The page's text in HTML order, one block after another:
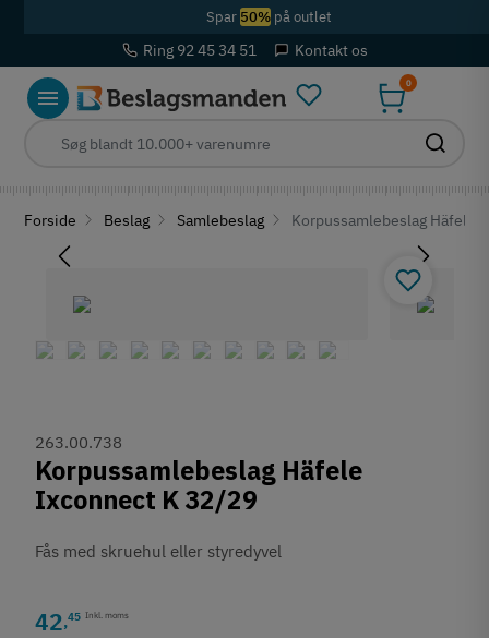
Spar 50%på outlet
Ring 92 45 34 51 Kontakt os
0
Forside Beslag Samlebeslag Korpussamlebeslag Häfele
263.00.738
Korpussamlebeslag Häfele
Ixconnect K 32/29
Fås med skruehul eller styredyvel
42,45 Inkl. moms